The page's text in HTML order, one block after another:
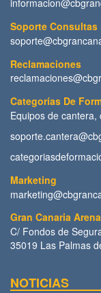
Soporte Consultas
Reclamaciones
Categorías De
Equipos de
Marketing
Gran Canaria Arena
C/ Fondos de
35019 Las Palmas
NOTICIAS